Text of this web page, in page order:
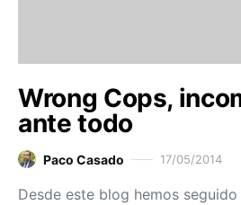
Wrong Cops,
ante todo
Paco Casado 17/05/2014
Desde este blog hemos